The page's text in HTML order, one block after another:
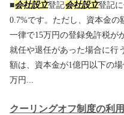
■会社設立登記会社設立登記
0.7%です。ただし、資本金の
一律で15万円の登録免許税が
就任や退任があった場合に行
額は、資本金が1億円以下の
万円...
クーリングオフ制度の利